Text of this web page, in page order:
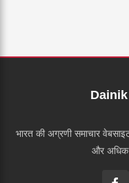
भारत की अग्रणी समाचार
और अधिक